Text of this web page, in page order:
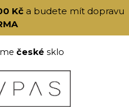
Kč a budete mít dopravu
českésklo